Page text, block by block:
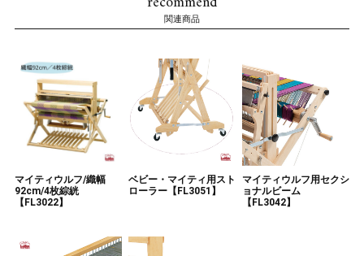
関連商品
マイティウルフ/織幅
92cm/4枚綜絖
【FL3022】
ベビー・マイティ用スト
ローラー【FL3051】
マイティウルフ用セクシ
ョナルビーム
【FL3042】